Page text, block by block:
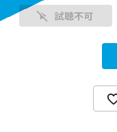
試聴不可